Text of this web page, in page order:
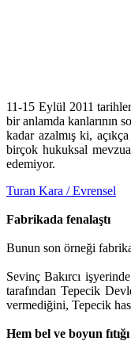
11-15 Eylül 2011
bir anlamda kanlarının
kadar azalmış ki,
birçok hukuksal
edemiyor.
Turan Kara / Evrensel
Fabrikada fenalaştı
Bunun son örneği
Sevinç Bakırcı
tarafından Tepecik
vermediğini, Tepecik
Hem bel ve boyun